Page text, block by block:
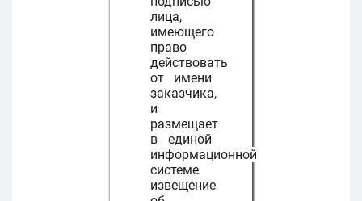
лица,
имеющего
право
действовать
от имени
заказчика,
и
размещает
в единой
информационной
системе
извещение